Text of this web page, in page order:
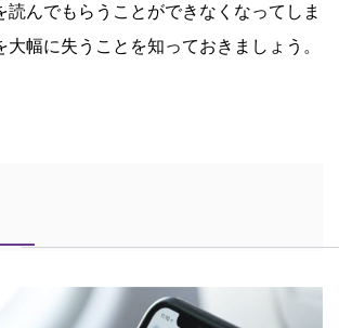
読んでもらうことができなくなってしま
大幅に失うことを知っておきましょう。